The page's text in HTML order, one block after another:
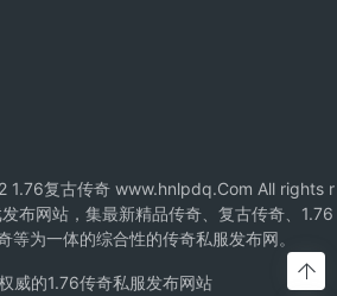
复古传奇 www.hnlpdq.Com All rights r
布网站，集最新精品传奇、复古传奇、1.76
等为一体的综合性的传奇私服发布网。
威的1.76传奇私服发布网站